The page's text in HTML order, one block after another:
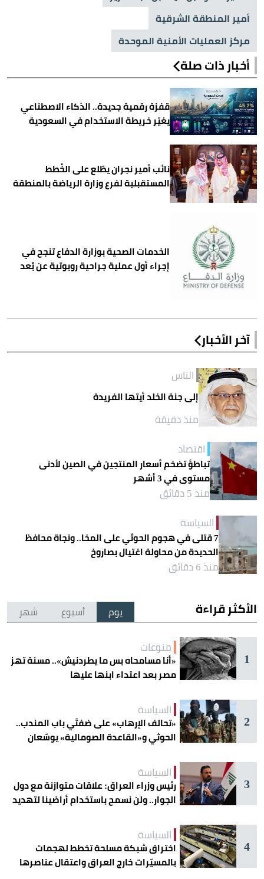
أمير المنطقة الشرقية
مركز العمليات الأمنية الموحدة
أخبار ذات صلة
قفزة رقمية جديدة.. الذكاء الاصطناعي
يغيّر خريطة الاستخدام في السعودية
نائب أمير نجران يطّلع على الخُطط
المستقبلية لفرع وزارة الرياضة بالمنطقة
الخدمات الصحية بوزارة الدفاع تنجح في
إجراء أول عملية جراحية روبوتية عن بُعد
آخر الأخبار
الناس
إلى جنة الخلد أيتها الفريدة
منذ دقيقة
اقتصاد
تباطؤ تضخم أسعار المنتجين في الصين لأدنى
مستوى في 3 أشهر
منذ 5 دقائق
السياسة
7 قتلى في هجوم الحوثي على المخا.. ونجاة محافظ
الحديدة من محاولة اغتيال بصاروخ
منذ 6 دقائق
الأكثر قراءة يوم أسبوع شهر
1
منوعات
«أنا مسامحاه بس ما يطردنيش».. مسنة تهز
مصر بعد اعتداء ابنها عليها
2
السياسة
«تحالف الإرهاب» على ضفتَي باب المندب..
الحوثي و«القاعدة الصومالية» يوسّعان
3
السياسة
رئيس وزراء العراق: علاقات متوازنة مع دول
الجوار.. ولن نسمح باستخدام أراضينا لتهديد
4
السياسة
اختراق شبكة مسلحة تخطط لهجمات
بالمسيّرات خارج العراق واعتقال عناصرها